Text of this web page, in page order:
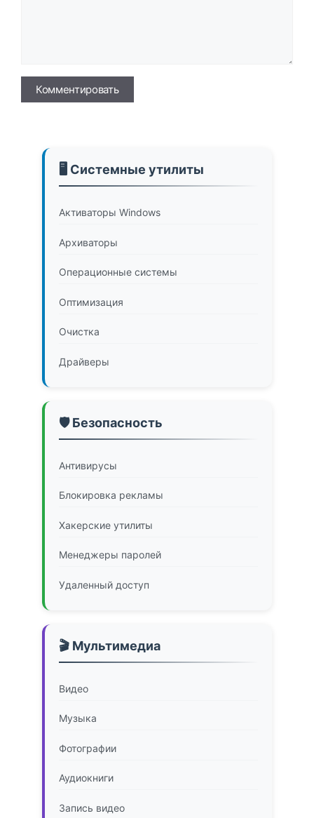
Имя
🖥️ Системные утилиты
Активаторы Windows
Архиваторы
Операционные системы
Оптимизация
Очистка
Драйверы
🛡️ Безопасность
Антивирусы
Блокировка рекламы
Хакерские утилиты
Менеджеры паролей
Удаленный доступ
🎬 Мультимедиа
Видео
Музыка
Фотографии
Аудиокниги
Запись видео